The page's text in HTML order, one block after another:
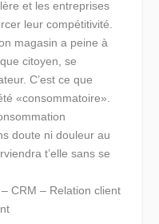
et les entreprises
leur compétitivité.
magasin a peine à
citoyen, se
C’est ce que
«consommatoire».
doute ni douleur au
t’elle sans se
CRM – Relation client